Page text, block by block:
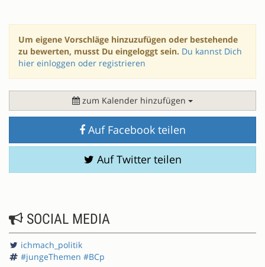
Um eigene Vorschläge hinzuzufügen oder bestehende
zu bewerten, musst Du eingeloggt sein. Du kannst Dich
hier einloggen oder registrieren
zum Kalender hinzufügen
Auf Facebook teilen
Auf Twitter teilen
SOCIAL MEDIA
ichmach_politik
#jungeThemen #BCp